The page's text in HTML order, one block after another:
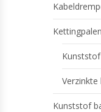
Kunststof